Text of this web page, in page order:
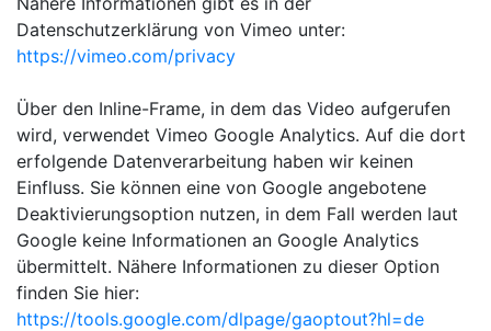
Datenschutzerklärung von Vimeo unter:
https://vimeo.com/privacy
Über den Inline-Frame, in dem das Video aufgerufen
wird, verwendet Vimeo Google Analytics. Auf die dort
erfolgende Datenverarbeitung haben wir keinen
Einfluss. Sie können eine von Google angebotene
Deaktivierungsoption nutzen, in dem Fall werden laut
Google keine Informationen an Google Analytics
übermittelt. Nähere Informationen zu dieser Option
finden Sie hier:
https://tools.google.com/dlpage/gaoptout?hl=de